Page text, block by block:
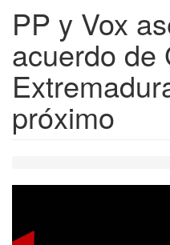
PP y Vox
acuerdo de
próximo